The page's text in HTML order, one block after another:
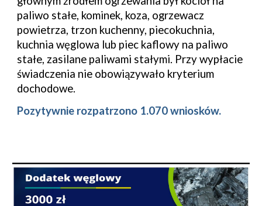
paliwo stałe, kominek, koza, ogrzewacz
powietrza, trzon kuchenny, piecokuchnia,
kuchnia węglowa lub piec kaflowy na paliwo
stałe, zasilane paliwami stałymi. Przy wypłacie
świadczenia nie obowiązywało kryterium
dochodowe.
Pozytywnie rozpatrzono 1.070 wniosków.